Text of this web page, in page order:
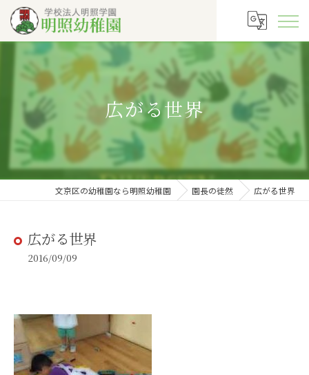
広がる世界
文京区の幼稚園なら明照幼稚園 園長の徒然 広がる世界
広がる世界
2016/09/09